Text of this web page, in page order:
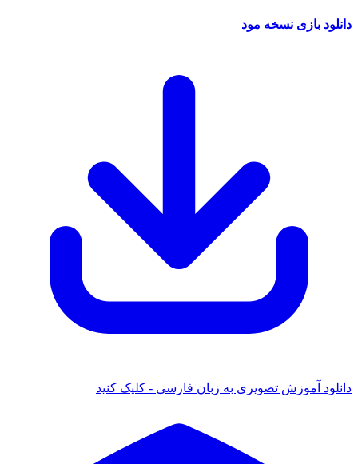
بازی نسخه مود
آموزش تصویری به زبان فارسی - کلیک کنید